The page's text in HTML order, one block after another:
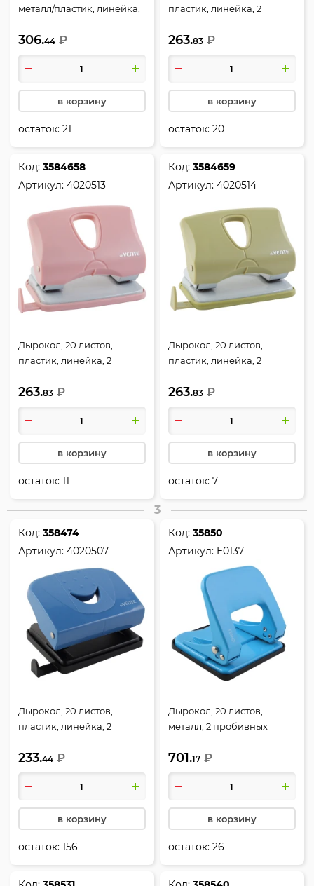
металл/пластик, линейка,
цвет черный, Stripe,
deVENTE, 4020339
306.44 ₽
в корзину
остаток:21
пластик, линейка, 2
цвет сумеречный синий,
sigNATURE, deVENTE,
4020512
263.83 ₽
в корзину
остаток:20
Код:3584658
Артикул:4020513
Дырокол, 20 листов,
пластик, линейка, 2
цвет пудрово-розовый,
sigNATURE, deVENTE,
4020513
263.83 ₽
в корзину
остаток:11
Код:3584659
Артикул:4020514
Дырокол, 20 листов,
пластик, линейка, 2
цвет оливковый,
sigNATURE, deVENTE,
4020514
263.83 ₽
в корзину
остаток:7
3
Код:358474
Артикул:4020507
Дырокол, 20 листов,
пластик, линейка, 2
цвет пепельно-синий,
Trend, deVENTE, 4020507
233.44 ₽
в корзину
остаток:156
Код:35850
Артикул: E0137
Дырокол, 20 листов,
металл, 2 пробивных
Deli, E0137
701.17 ₽
в корзину
остаток:26